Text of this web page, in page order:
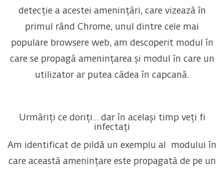
detecție a acestei amenințări, care vizează în
primul rând Chrome, unul dintre cele mai
populare browsere web, am descoperit modul în
care se propagă amenințarea și modul în care un
utilizator ar putea cădea în capcană.
Urmăriți ce doriți... dar în același timp veți fi
infectați
Am identificat de pildă un exemplu al modului în
care această amenințare este propagată de pe un